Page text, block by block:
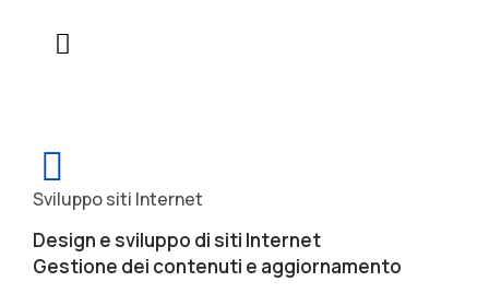
Sviluppo siti Internet
Design e sviluppo di siti Internet
Gestione dei contenuti e aggiornamento